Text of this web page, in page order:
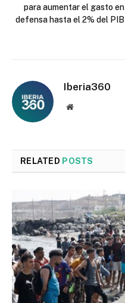
para aumentar el gasto en
defensa hasta el 2% del PIB
Iberia360
Website
RELATED POSTS